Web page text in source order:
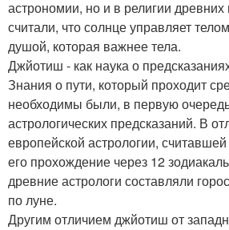
астрономии, но и в религии
считали, что солнце управляет
душой, которая важнее тела.
Джйотиш - как наука о
Знания о пути, который проходит
необходимы были, в первую
астрологических предсказаний. В
европейской астрологии,
его прохождение через 12
древние астрологи составляли
по луне.
Другим отличием джйотиш от